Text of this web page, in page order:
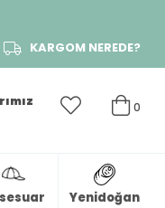
KARGOM NEREDE?
0
Yenidoğan